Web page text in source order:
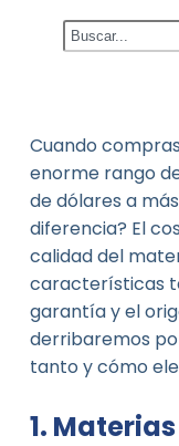
Cuando
enorme rango
de dólares a
diferencia? El
calidad del
características
garantía y el
derribaremos
tanto y cómo
1.